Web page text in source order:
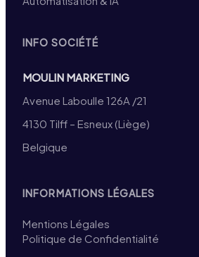
INFO SOCIÉTÉ
MOULIN MARKETING
Avenue Laboulle 126A /21
4130 Tilff – Esneux (Liège)
Belgique
INFORMATIONS LÉGALES
Mentions Légales
Politique de Confidentialité